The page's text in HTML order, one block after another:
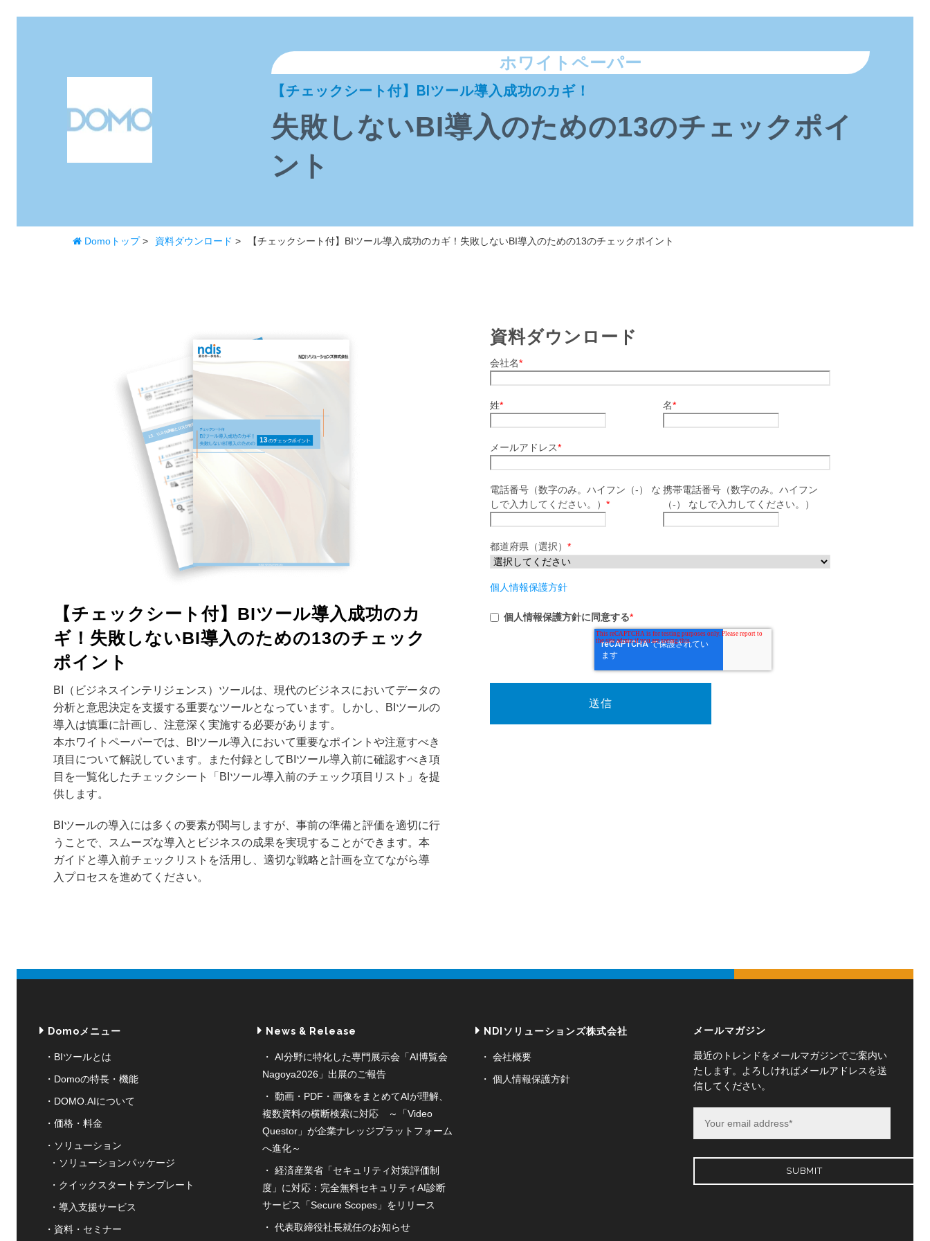
ホワイトペーパー
【チェックシート付】BIツール導入成功のカギ！
失敗しないBI導入のための13のチェックポイ
ント
Domoトップ> 資料ダウンロード > 【チェックシート付】BIツール導入成功のカギ！失敗しないBI導入のための13のチェックポイント
【チェックシート付】BIツール導入成功のカ
ギ！失敗しないBI導入のための13のチェック
ポイント
BI（ビジネスインテリジェンス）ツールは、現代のビジネスにおいてデータの
分析と意思決定を支援する重要なツールとなっています。しかし、BIツールの
導入は慎重に計画し、注意深く実施する必要があります。
本ホワイトペーパーでは、BIツール導入において重要なポイントや注意すべき
項目について解説しています。また付録としてBIツール導入前に確認すべき項
目を一覧化したチェックシート「BIツール導入前のチェック項目リスト」を提
供します。
BIツールの導入には多くの要素が関与しますが、事前の準備と評価を適切に行
うことで、スムーズな導入とビジネスの成果を実現することができます。本
ガイドと導入前チェックリストを活用し、適切な戦略と計画を立てながら導
入プロセスを進めてください。
資料ダウンロード
会社名*
姓* 名*
メールアドレス*
電話番号（数字のみ。ハイフン（-） な
しで入力してください。） *
携帯電話番号（数字のみ。ハイフン
（-） なしで入力してください。）
都道府県（選択） *
個人情報保護方針
個人情報保護方針に同意する*
Domoメニュー
BIツールとは
Domoの特長・機能
DOMO.AIについて
価格・料金
ソリューション
ソリューションパッケージ
クイックスタートテンプレート
導入支援サービス
資料・セミナー
News & Release
AI分野に特化した専門展示会「AI博覧会
Nagoya2026」出展のご報告
動画・PDF・画像をまとめてAIが理解、
複数資料の横断検索に対応 ～「Video
Questor」が企業ナレッジプラットフォーム
へ進化～
経済産業省「セキュリティ対策評価制
度」に対応：完全無料セキュリティAI診断
サービス「Secure Scopes」をリリース
代表取締役社長就任のお知らせ
NDIソリューションズ株式会社
会社概要
個人情報保護方針
メールマガジン
最近のトレンドをメールマガジンでご案内い
たします。よろしければメールアドレスを送
信してください。